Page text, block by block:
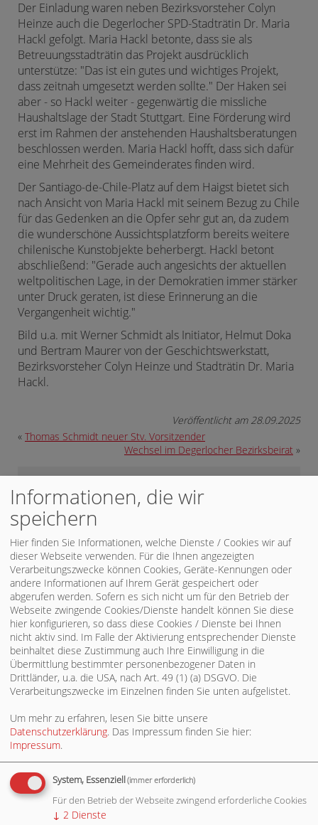
Der Einladung waren neben Bezirksvorsteher Colyn
Heinze auch die Degerlocher SPD-Stadträtin Dr. Maria
Hackl gefolgt. Maria Hackl betonte, dass sie als
Betreuungsstadträtin das Projekt ausdrücklich
unterstütze: "Das ist ein gutes und wichtiges Projekt,
dass zeitnah umgesetzt werden sollte." Der Haken sei
aber - so Hackl weiter - gegenwärtig die missliche
Haushaltslage der Stadt Stuttgart. Eine Förderung wird
erst im Rahmen der anstehenden Haushaltsberatungen
beschlossen werden. Maria Hackl hofft, dass sich dafür
eine Mehrheit des Gemeinderates finden wird.
Der Santiago-de-Chile-Platz auf dem Haigst bietet sich
nach Ansicht von Maria Hackl mit seinem Bezug zu Chile
für das Gedenken an die Opfer sehr gut an, da zudem
die wunderschöne Aussichtsplatzform bereits weitere
chilenische Kunstobjekte beherbergt. Hackl betont
abschließend: "Gerade auch angesichts der aktuellen
weltpolitischen Lage, in der Demokratien immer stärker
unter Druck geraten, ist diese Erinnerung an die
Vergangenheit wichtig."
Bild u.a. mit Werner Schmidt als Initiator, Helmut Doka
und Bertram Maurer von der Geschichtswerkstatt,
Bezirksvorsteher Colyn Heinze und Stadträtin Dr. Maria
Hackl.
Veröffentlicht am 28.09.2025
« Thomas Schmidt neuer Stv. Vorsitzender
Wechsel im Degerlocher Bezirksbeirat »
MITMACHEN JETZT!
SPD IM GEMEINDERAT
Informationen, die wir
speichern
Hier finden Sie Informationen, welche Dienste / Cookies wir auf
dieser Webseite verwenden. Für die Ihnen angezeigten
Verarbeitungszwecke können Cookies, Geräte-Kennungen oder
andere Informationen auf Ihrem Gerät gespeichert oder
abgerufen werden. Sofern es sich nicht um für den Betrieb der
Webseite zwingende Cookies/Dienste handelt können Sie diese
hier konfigurieren, so dass diese Cookies / Dienste bei Ihnen
nicht aktiv sind. Im Falle der Aktivierung entsprechender Dienste
beinhaltet diese Zustimmung auch Ihre Einwilligung in die
Übermittlung bestimmter personenbezogener Daten in
Drittländer, u.a. die USA, nach Art. 49 (1) (a) DSGVO. Die
Verarbeitungszwecke im Einzelnen finden Sie unten aufgelistet.
Um mehr zu erfahren, lesen Sie bitte unsere
Datenschutzerklärung. Das Impressum finden Sie hier:
Impressum.
System, Essenziell(immer erforderlich)
Für den Betrieb der Webseite zwingend erforderliche Cookies
↓ 2 Dienste